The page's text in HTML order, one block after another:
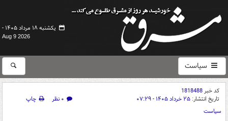
یکشنبه ۱۸ مرداد ۱۴۰۵ -
Aug 9 2026
سیاست
کد خبر1818488
تاریخ انتشار: ۲۵ خرداد ۱۴۰۵ - ۰۷:۲۹ ۰ نظر
چاپ
سیاست